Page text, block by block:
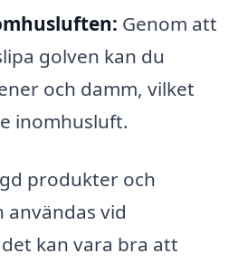
Genom att
golven kan du
och damm, vilket
inomhusluft.
produkter och
användas vid
kan vara bra att